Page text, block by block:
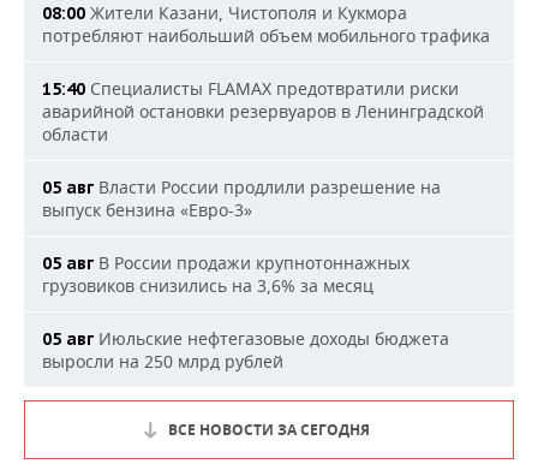
08:00 Жители Казани, Чистополя и Кукмора
потребляют наибольший объем мобильного трафика
15:40 Специалисты FLAMAX предотвратили риски
аварийной остановки резервуаров в Ленинградской
области
05 авг Власти России продлили разрешение на
выпуск бензина «Евро-3»
05 авг В России продажи крупнотоннажных
грузовиков снизились на 3,6% за месяц
05 авг Июльские нефтегазовые доходы бюджета
выросли на 250 млрд рублей
ВСЕ НОВОСТИ ЗА СЕГОДНЯ